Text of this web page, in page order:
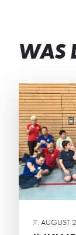
WAS
7. AUGUST
Ab
Fans